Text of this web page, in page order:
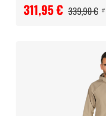
311,95 € 339,90 € #